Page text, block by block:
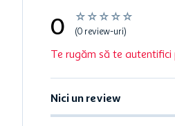
☆ ☆ ☆ ☆ ☆
0 (0 review-uri)
Te rugăm să te
Nici un review